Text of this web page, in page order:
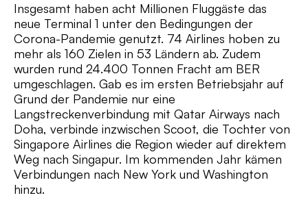
Insgesamt haben acht Millionen Fluggäste das
neue Terminal 1 unter den Bedingungen der
Corona-Pandemie genutzt. 74 Airlines hoben zu
mehr als 160 Zielen in 53 Ländern ab. Zudem
wurden rund 24.400 Tonnen Fracht am BER
umgeschlagen. Gab es im ersten Betriebsjahr auf
Grund der Pandemie nur eine
Langstreckenverbindung mit Qatar Airways nach
Doha, verbinde inzwischen Scoot, die Tochter von
Singapore Airlines die Region wieder auf direktem
Weg nach Singapur. Im kommenden Jahr kämen
Verbindungen nach New York und Washington
hinzu.